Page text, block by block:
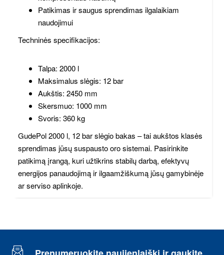
Patikimas ir saugus sprendimas ilgalaikiam
naudojimui
Techninės specifikacijos:
Talpa: 2000 l
Maksimalus slėgis: 12 bar
Aukštis: 2450 mm
Skersmuo: 1000 mm
Svoris: 360 kg
GudePol 2000 l, 12 bar slėgio bakas – tai aukštos klasės
sprendimas jūsų suspausto oro sistemai. Pasirinkite
patikimą įrangą, kuri užtikrins stabilų darbą, efektyvų
energijos panaudojimą ir ilgaamžiškumą jūsų gamybinėje
ar serviso aplinkoje.